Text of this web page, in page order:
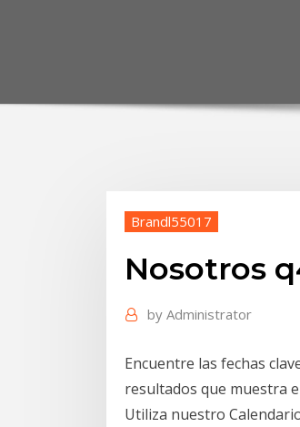
Brandl55017
Nosotros
by Administrator
Encuentre las fechas
resultados que muestra
Utiliza nuestro